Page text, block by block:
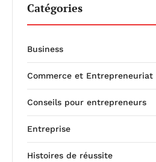
Catégories
Business
Commerce et Entrepreneuriat
Conseils pour entrepreneurs
Entreprise
Histoires de réussite